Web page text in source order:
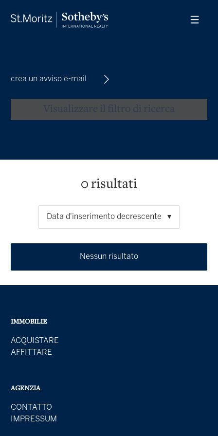
crea un avviso e-mail
0 risultati
Data d'inserimento decrescente
Nessun risultato
IMMOBILIE
ACQUISTARE
AFFITTARE
AGENZIA
CONTATTO
IMPRESSUM